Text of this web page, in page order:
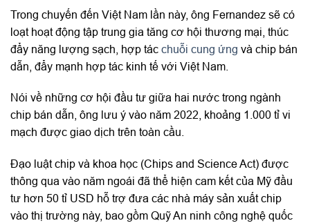
Trong chuyến đến Việt Nam lần này, ông Fernandez sẽ có
loạt hoạt động tập trung gia tăng cơ hội thương mại, thúc
đẩy năng lượng sạch, hợp tác chuỗi cung ứng và chip bán
dẫn, đẩy mạnh hợp tác kinh tế với Việt Nam.
Nói về những cơ hội đầu tư giữa hai nước trong ngành
chip bán dẫn, ông lưu ý vào năm 2022, khoảng 1.000 tỉ vi
mạch được giao dịch trên toàn cầu.
Đạo luật chip và khoa học (Chips and Science Act) được
thông qua vào năm ngoái đã thể hiện cam kết của Mỹ đầu
tư hơn 50 tỉ USD hỗ trợ đưa các nhà máy sản xuất chip
vào thị trường này, bao gồm Quỹ An ninh công nghệ quốc